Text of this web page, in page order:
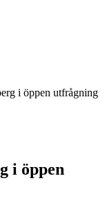
i öppen utfrågning
i öppen